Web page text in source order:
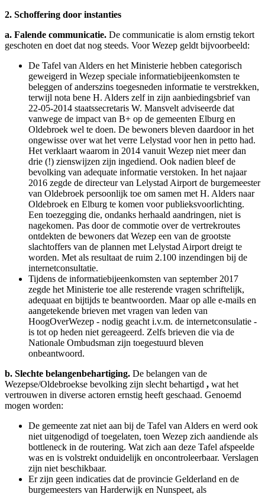
2. Schoffering door instanties
a. Falende communicatie. De communicatie is alom ernstig tekort
geschoten en doet dat nog steeds. Voor Wezep geldt bijvoorbeeld:
De Tafel van Alders en het Ministerie hebben categorisch
geweigerd in Wezep speciale informatiebijeenkomsten te
beleggen of anderszins toegesneden informatie te verstrekken,
terwijl nota bene H. Alders zelf in zijn aanbiedingsbrief van
22-05-2014 staatssecretaris W. Mansvelt adviseerde dat
vanwege de impact van B+ op de gemeenten Elburg en
Oldebroek wel te doen. De bewoners bleven daardoor in het
ongewisse over wat het verre Lelystad voor hen in petto had.
Het verklaart waarom in 2014 vanuit Wezep niet meer dan
drie (!) zienswijzen zijn ingediend. Ook nadien bleef de
bevolking van adequate informatie verstoken. In het najaar
2016 zegde de directeur van Lelystad Airport de burgemeester
van Oldebroek persoonlijk toe om samen met H. Alders naar
Oldebroek en Elburg te komen voor publieksvoorlichting.
Een toezegging die, ondanks herhaald aandringen, niet is
nagekomen. Pas door de commotie over de vertrekroutes
ontdekten de bewoners dat Wezep een van de grootste
slachtoffers van de plannen met Lelystad Airport dreigt te
worden. Met als resultaat de ruim 2.100 inzendingen bij de
internetconsultatie.
Tijdens de informatiebijeenkomsten van september 2017
zegde het Ministerie toe alle resterende vragen schriftelijk,
adequaat en bijtijds te beantwoorden. Maar op alle e-mails en
aangetekende brieven met vragen van leden van
HoogOverWezep - nodig geacht i.v.m. de internetconsulatie -
is tot op heden niet gereageerd. Zelfs brieven die via de
Nationale Ombudsman zijn toegestuurd bleven
onbeantwoord.
b. Slechte belangenbehartiging. De belangen van de
Wezepse/Oldebroekse bevolking zijn slecht behartigd , wat het
vertrouwen in diverse actoren ernstig heeft geschaad. Genoemd
mogen worden:
De gemeente zat niet aan bij de Tafel van Alders en werd ook
niet uitgenodigd of toegelaten, toen Wezep zich aandiende als
bottleneck in de routering. Wat zich aan deze Tafel afspeelde
was en is volstrekt onduidelijk en oncontroleerbaar. Verslagen
zijn niet beschikbaar.
Er zijn geen indicaties dat de provincie Gelderland en de
burgemeesters van Harderwijk en Nunspeet, als